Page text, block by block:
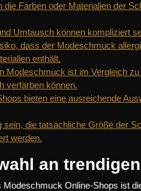
die Farben oder Materialien der
Umtausch können kompliziert
dass der Modeschmuck
enthält.
Modeschmuck ist im Vergleich
verfärben können.
bieten eine ausreichende
sein, die tatsächliche Größe der
werden.
an
Modeschmuck Online-Shops ist